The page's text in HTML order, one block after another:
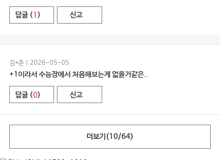
답글 (1 ) 신고
김*준 | 2026-05-05
+1이라서 수능장에서 처음해보는게 없을거같은..
답글 (0) 신고
더보기(10/64)